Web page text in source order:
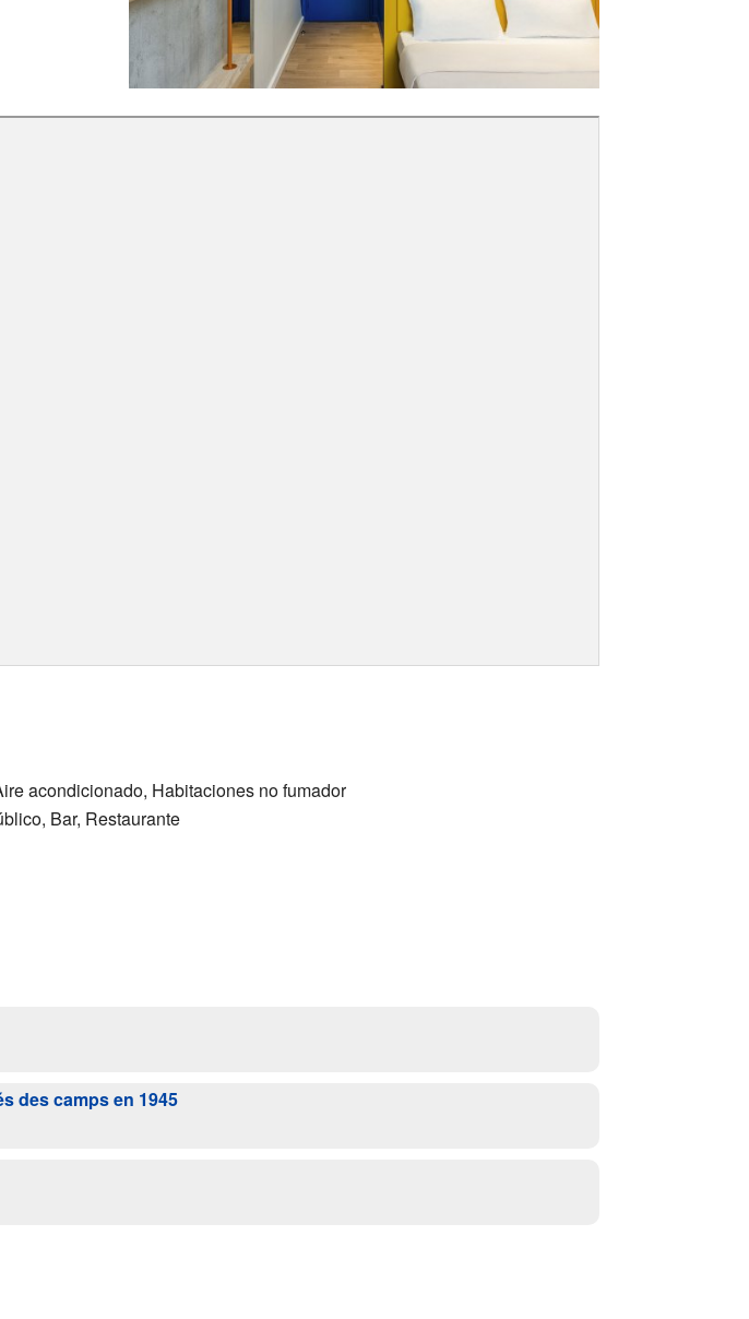
acondicionado, Habitaciones no fumador
Bar, Restaurante
des camps en 1945